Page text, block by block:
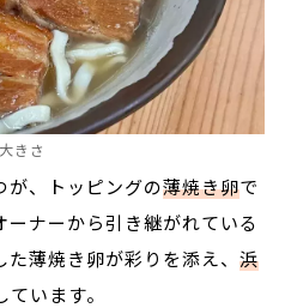
きさ
が、トッピングの薄焼き卵で
ーナーから引き継がれている
た薄焼き卵が彩りを添え、浜
ています。